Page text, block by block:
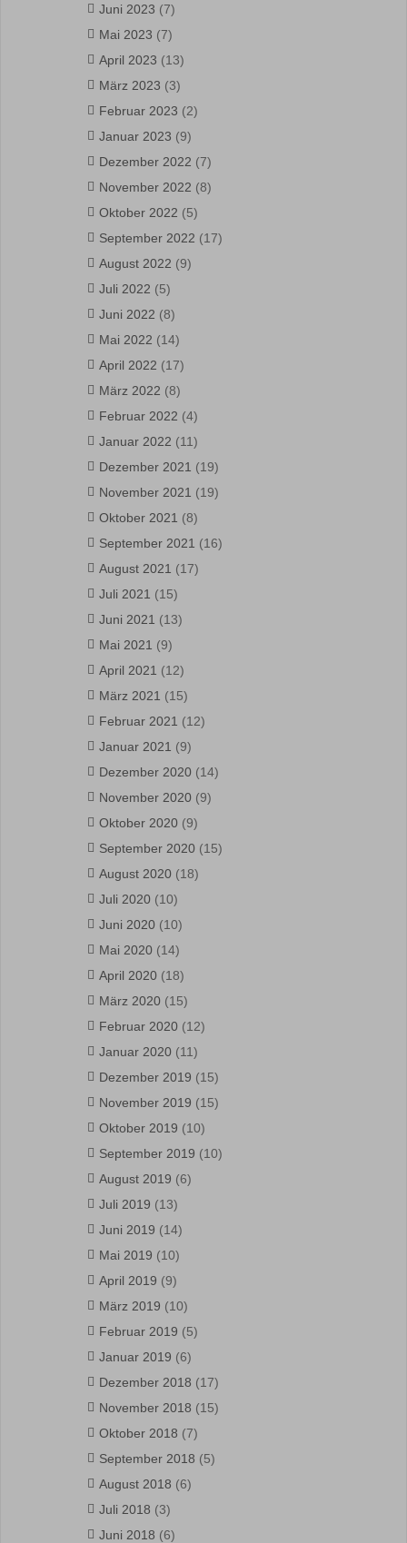
Juni 2023 (7)
Mai 2023 (7)
April 2023 (13)
März 2023 (3)
Februar 2023 (2)
Januar 2023 (9)
Dezember 2022 (7)
November 2022 (8)
Oktober 2022 (5)
September 2022 (17)
August 2022 (9)
Juli 2022 (5)
Juni 2022 (8)
Mai 2022 (14)
April 2022 (17)
März 2022 (8)
Februar 2022 (4)
Januar 2022 (11)
Dezember 2021 (19)
November 2021 (19)
Oktober 2021 (8)
September 2021 (16)
August 2021 (17)
Juli 2021 (15)
Juni 2021 (13)
Mai 2021 (9)
April 2021 (12)
März 2021 (15)
Februar 2021 (12)
Januar 2021 (9)
Dezember 2020 (14)
November 2020 (9)
Oktober 2020 (9)
September 2020 (15)
August 2020 (18)
Juli 2020 (10)
Juni 2020 (10)
Mai 2020 (14)
April 2020 (18)
März 2020 (15)
Februar 2020 (12)
Januar 2020 (11)
Dezember 2019 (15)
November 2019 (15)
Oktober 2019 (10)
September 2019 (10)
August 2019 (6)
Juli 2019 (13)
Juni 2019 (14)
Mai 2019 (10)
April 2019 (9)
März 2019 (10)
Februar 2019 (5)
Januar 2019 (6)
Dezember 2018 (17)
November 2018 (15)
Oktober 2018 (7)
September 2018 (5)
August 2018 (6)
Juli 2018 (3)
Juni 2018 (6)